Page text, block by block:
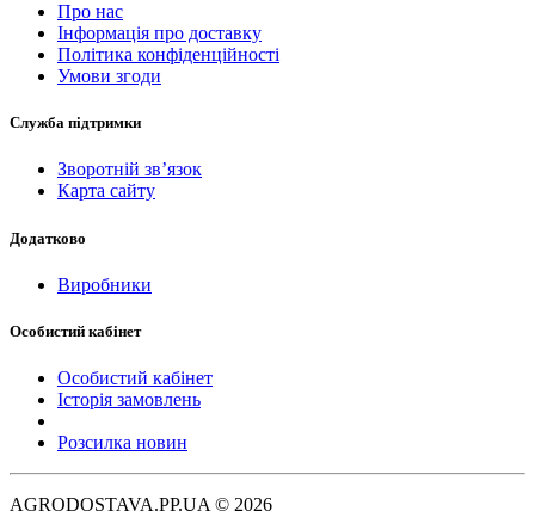
Про нас
Інформація про доставку
Політика конфіденційності
Умови згоди
Служба підтримки
Зворотній зв’язок
Карта сайту
Додатково
Виробники
Особистий кабінет
Особистий кабінет
Історія замовлень
Розсилка новин
AGRODOSTAVA.PP.UA © 2026